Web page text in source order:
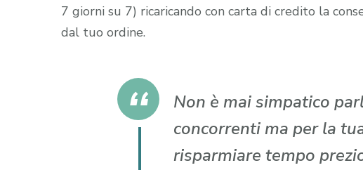
7 giorni su 7) ricaricando con carta di credito la
dal tuo ordine.
Non è mai simpatico
concorrenti ma per la
risparmiare tempo